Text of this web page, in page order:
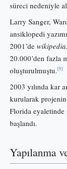
süreci nedeniyle
Larry Sanger,
ansiklopedi
2001’de
20.000’den fazla
oluşturulmuştu.[5]
2003 yılında kar
kurularak projenin
Florida eyaletinde
başlandı.
Yapılanma